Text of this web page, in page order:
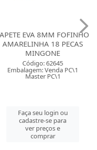
EVA 8MM FOFINHO
AMARELINHA 18 PECAS
MINGONE
Código: 62645
Embalagem: Venda PC\1
Master PC\1
Faça seu login ou
cadastre-se para
ver preços e
comprar